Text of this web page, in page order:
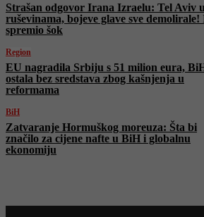
Strašan odgovor Irana Izraelu: Tel Aviv u
ruševinama, bojeve glave sve demolirale!
spremio šok
Region
EU nagradila Srbiju s 51 milion eura,
ostala bez sredstava zbog kašnjenja u
reformama
BiH
Zatvaranje Hormuškog moreuza: Šta bi
značilo za cijene nafte u BiH i globalnu
ekonomiju